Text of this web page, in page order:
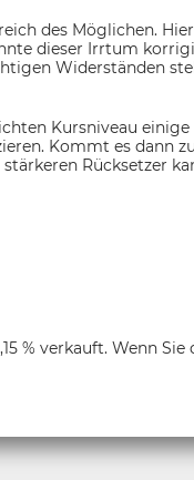
des Möglichen. Hier
dieser Irrtum
Widerständen
Kursniveau einige
Kommt es dann
Rücksetzer
% verkauft. Wenn Sie